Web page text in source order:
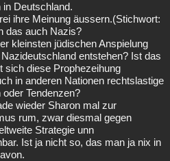
Deutschland.
ihre Meinung äussern.(Stichwort:
das auch Nazis?
kleinsten jüdischen Anspielung
entstehen? Ist das
sich diese Prophezeihung
in anderen Nationen rechtslastige
Tendenzen?
wieder Sharon mal zur
rum, zwar diesmal gegen
Strategie unn
Ist ja nicht so, das man ja nix in